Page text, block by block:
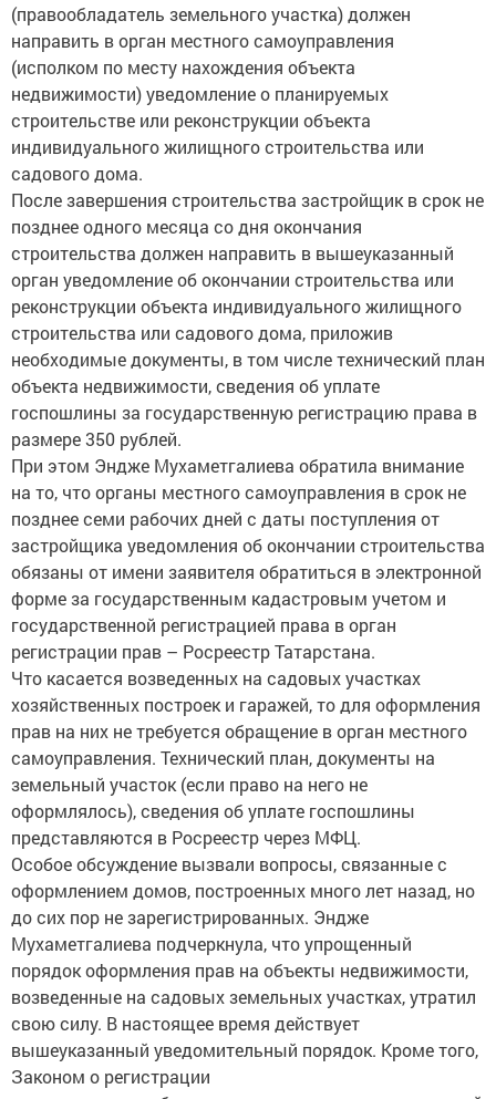
(правообладатель земельного участка) должен
направить в орган местного самоуправления
(исполком по месту нахождения объекта
недвижимости) уведомление о планируемых
строительстве или реконструкции объекта
индивидуального жилищного строительства или
садового дома.
После завершения строительства застройщик в срок не
позднее одного месяца со дня окончания
строительства должен направить в вышеуказанный
орган уведомление об окончании строительства или
реконструкции объекта индивидуального жилищного
строительства или садового дома, приложив
необходимые документы, в том числе технический план
объекта недвижимости, сведения об уплате
госпошлины за государственную регистрацию права в
размере 350 рублей.
При этом Эндже Мухаметгалиева обратила внимание
на то, что органы местного самоуправления в срок не
позднее семи рабочих дней с даты поступления от
застройщика уведомления об окончании строительства
обязаны от имени заявителя обратиться в электронной
форме за государственным кадастровым учетом и
государственной регистрацией права в орган
регистрации прав – Росреестр Татарстана.
Что касается возведенных на садовых участках
хозяйственных построек и гаражей, то для оформления
прав на них не требуется обращение в орган местного
самоуправления. Технический план, документы на
земельный участок (если право на него не
оформлялось), сведения об уплате госпошлины
представляются в Росреестр через МФЦ.
Особое обсуждение вызвали вопросы, связанные с
оформлением домов, построенных много лет назад, но
до сих пор не зарегистрированных. Эндже
Мухаметгалиева подчеркнула, что упрощенный
порядок оформления прав на объекты недвижимости,
возведенные на садовых земельных участках, утратил
свою силу. В настоящее время действует
вышеуказанный уведомительный порядок. Кроме того,
Законом о регистрации